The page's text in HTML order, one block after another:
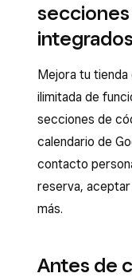
integrados
Mejora tu tienda
ilimitada de
secciones de
calendario de
contacto
reserva,
más.
Antes de